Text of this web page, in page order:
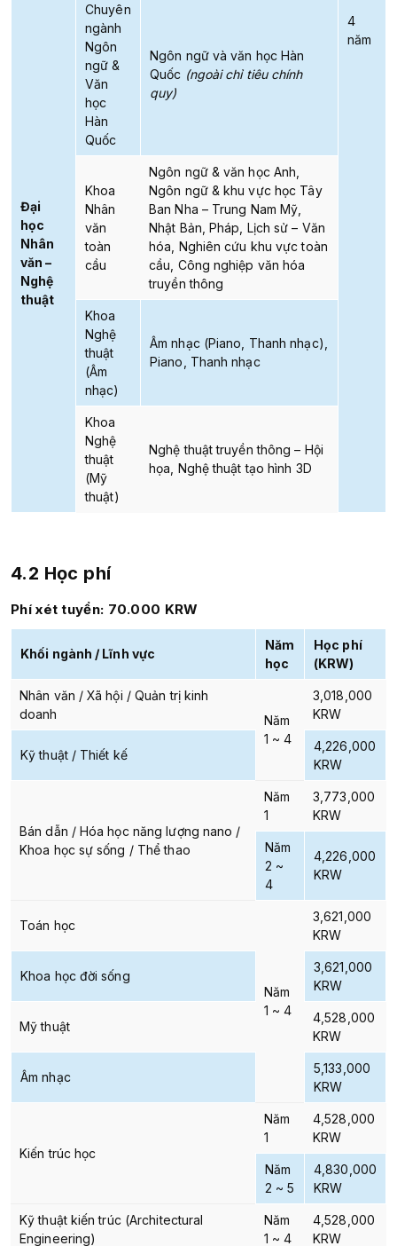
4
năm
Đại
học
Nhân
văn –
Nghệ
thuật
Chuyên
ngành
Ngôn
ngữ &
Văn
học
Hàn
Quốc
Ngôn ngữ và văn học Hàn
Quốc (ngoài chỉ tiêu chính
quy)
Khoa
Nhân
văn
toàn
cầu
Ngôn ngữ & văn học Anh,
Ngôn ngữ & khu vực học Tây
Ban Nha – Trung Nam Mỹ,
Nhật Bản, Pháp, Lịch sử – Văn
hóa, Nghiên cứu khu vực toàn
cầu, Công nghiệp văn hóa
truyền thông
Khoa
Nghệ
thuật
(Âm
nhạc)
Âm nhạc (Piano, Thanh nhạc),
Piano, Thanh nhạc
Khoa
Nghệ
thuật
(Mỹ
thuật)
Nghệ thuật truyền thông – Hội
họa, Nghệ thuật tạo hình 3D
4.2 Học phí
Phí xét tuyển: 70.000 KRW
Khối ngành / Lĩnh vực
Năm
học
Học phí
(KRW)
Nhân văn / Xã hội / Quản trị kinh
doanh
Năm
1 ~ 4
3,018,000
KRW
Kỹ thuật / Thiết kế
4,226,000
KRW
Bán dẫn / Hóa học năng lượng nano /
Khoa học sự sống / Thể thao
Năm
1
3,773,000
KRW
Năm
2 ~
4
4,226,000
KRW
Toán học
Năm
1 ~ 4
3,621,000
KRW
Khoa học đời sống
3,621,000
KRW
Mỹ thuật
4,528,000
KRW
Âm nhạc
5,133,000
KRW
Kiến trúc học
Năm
1
4,528,000
KRW
Năm
2 ~ 5
4,830,000
KRW
Kỹ thuật kiến trúc (Architectural
Engineering)
Năm
1 ~ 4
4,528,000
KRW